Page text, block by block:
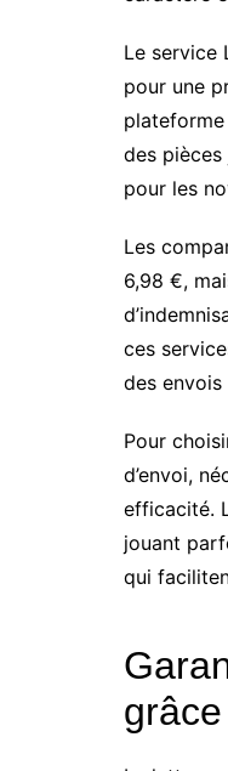
Le service
pour une
des
pour les
Les
6,98 €,
ces
des
Pour
d’envoi,
efficacité.
jouant
qui